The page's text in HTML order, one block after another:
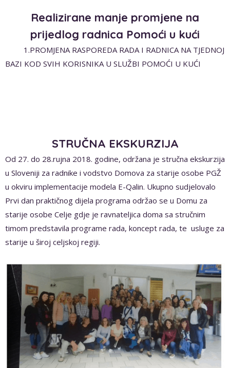
Realizirane manje promjene na
prijedlog radnica Pomoći u kući
1.PROMJENA RASPOREDA RADA I RADNICA NA TJEDNOJ
BAZI KOD SVIH KORISNIKA U SLUŽBI POMOĆI U KUĆI
STRUČNA EKSKURZIJA
Od 27. do 28.rujna 2018. godine, održana je stručna ekskurzija
u Sloveniji za radnike i vodstvo Domova za starije osobe PGŽ
u okviru implementacije modela E-Qalin. Ukupno sudjelovalo
Prvi dan praktičnog dijela programa održao se u Domu za
starije osobe Celje gdje je ravnateljica doma sa stručnim
timom predstavila programe rada, koncept rada, te usluge za
starije u široj celjskoj regiji.